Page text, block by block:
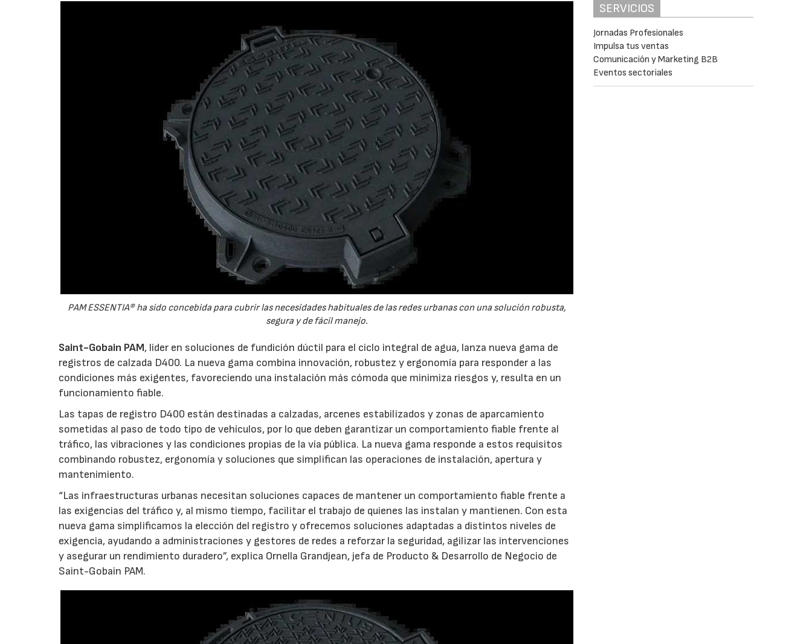
PAM ESSENTIA® ha sido concebida para cubrir las necesidades habituales de las redes urbanas con una solución robusta,
segura y de fácil manejo.
Saint-Gobain PAM, líder en soluciones de fundición dúctil para el ciclo integral de agua, lanza nueva gama de
registros de calzada D400. La nueva gama combina innovación, robustez y ergonomía para responder a las
condiciones más exigentes, favoreciendo una instalación más cómoda que minimiza riesgos y, resulta en un
funcionamiento fiable.
Las tapas de registro D400 están destinadas a calzadas, arcenes estabilizados y zonas de aparcamiento
sometidas al paso de todo tipo de vehículos, por lo que deben garantizar un comportamiento fiable frente al
tráfico, las vibraciones y las condiciones propias de la vía pública. La nueva gama responde a estos requisitos
combinando robustez, ergonomía y soluciones que simplifican las operaciones de instalación, apertura y
mantenimiento.
“Las infraestructuras urbanas necesitan soluciones capaces de mantener un comportamiento fiable frente a
las exigencias del tráfico y, al mismo tiempo, facilitar el trabajo de quienes las instalan y mantienen. Con esta
nueva gama simplificamos la elección del registro y ofrecemos soluciones adaptadas a distintos niveles de
exigencia, ayudando a administraciones y gestores de redes a reforzar la seguridad, agilizar las intervenciones
y asegurar un rendimiento duradero”, explica Ornella Grandjean, jefa de Producto & Desarrollo de Negocio de
Saint-Gobain PAM.
SERVICIOS
Jornadas Profesionales
Impulsa tus ventas
Comunicación y Marketing B2B
Eventos sectoriales